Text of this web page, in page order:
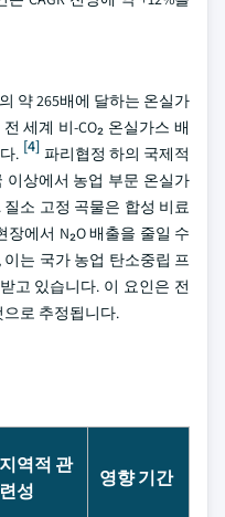
약 265배에 달하는 온실가
세계 비-CO₂ 온실가스 배
. [4] 파리협정 하의 국제적
이상에서 농업 부문 온실가
소 고정 곡물은 합성 비료
에서 N₂O 배출을 줄일 수
는 국가 농업 탄소중립 프
고 있습니다. 이 요인은 전
으로 추정됩니다.
지역적 관
련성
영향 기간